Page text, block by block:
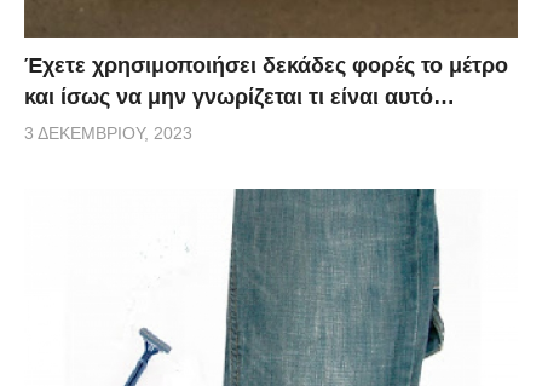
Έχετε χρησιμοποιήσει δεκάδες φορές το μέτρο
και ίσως να μην γνωρίζεται τι είναι αυτό…
3 ΔΕΚΕΜΒΡΊΟΥ, 2023